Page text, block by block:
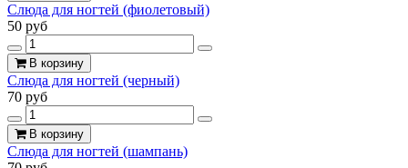
Слюда для ногтей (фиолетовый)
50 руб
В корзину
Слюда для ногтей (черный)
70 руб
В корзину
Слюда для ногтей (шампань)